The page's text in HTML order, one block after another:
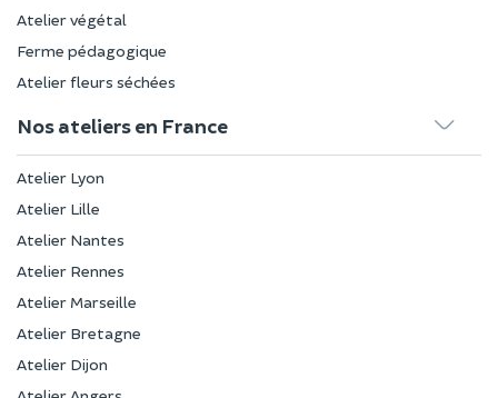
Atelier végétal
Ferme pédagogique
Atelier fleurs séchées
Nos ateliers en France
Atelier Lyon
Atelier Lille
Atelier Nantes
Atelier Rennes
Atelier Marseille
Atelier Bretagne
Atelier Dijon